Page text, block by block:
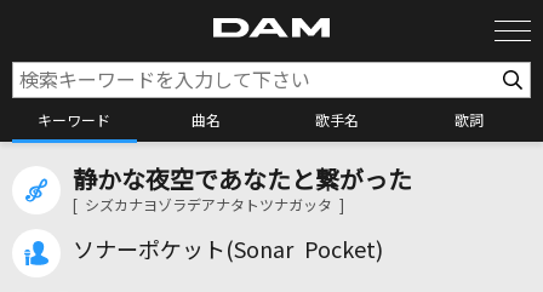
キーワード 曲名 歌手名 歌詞
カラオケ検索
カラオケ店舗検索
静かな夜空であなたと繋がった
[ シズカナヨゾラデアナタトツナガッタ ]
ソナーポケット(Sonar Pocket)